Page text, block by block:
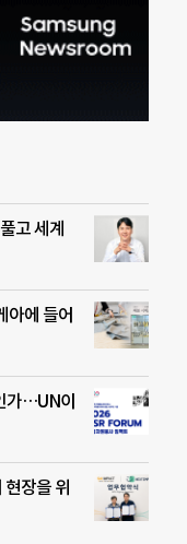
고 세계
아에 들어
가…UN이
장을 위